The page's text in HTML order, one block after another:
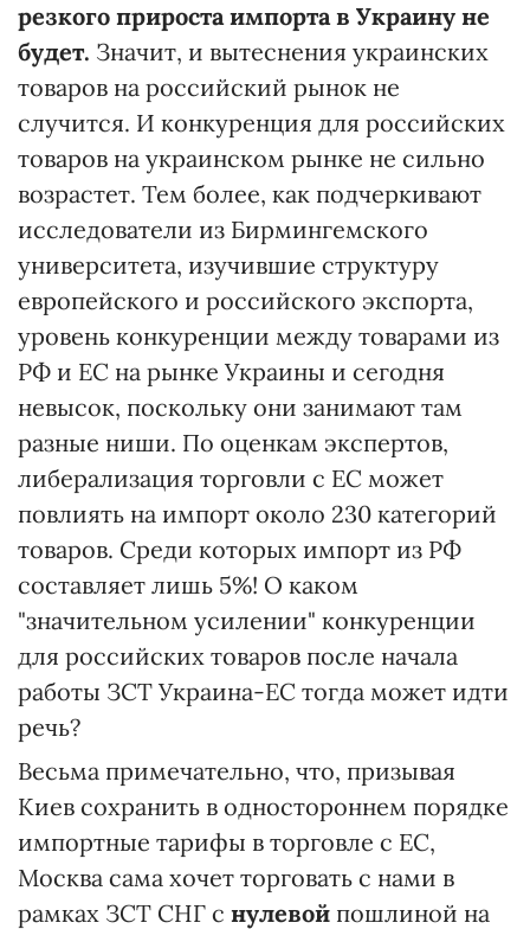
резкого прироста импорта в Украину не
будет. Значит, и вытеснения украинских
товаров на российский рынок не
случится. И конкуренция для российских
товаров на украинском рынке не сильно
возрастет. Тем более, как подчеркивают
исследователи из Бирмингемского
университета, изучившие структуру
европейского и российского экспорта,
уровень конкуренции между товарами из
РФ и ЕС на рынке Украины и сегодня
невысок, поскольку они занимают там
разные ниши. По оценкам экспертов,
либерализация торговли с ЕС может
повлиять на импорт около 230 категорий
товаров. Среди которых импорт из РФ
составляет лишь 5%! О каком
"значительном усилении" конкуренции
для российских товаров после начала
работы ЗСТ Украина-ЕС тогда может идти
речь?
Весьма примечательно, что, призывая
Киев сохранить в одностороннем порядке
импортные тарифы в торговле с ЕС,
Москва сама хочет торговать с нами в
рамках ЗСТ СНГ с нулевой пошлиной на